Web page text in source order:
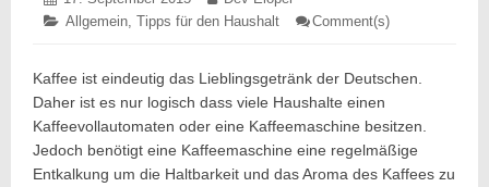
on:
April
2024
Categories:
Allgemein, Tipps für den Haushalt Comment(s)
So
wird’s
Kaffee ist eindeutig das Lieblingsgetränk der Deutschen.
Daher ist es nur logisch dass viele Haushalte einen
Kaffeevollautomaten oder eine Kaffeemaschine besitzen.
Jedoch benötigt eine Kaffeemaschine eine regelmäßige
Entkalkung um die Haltbarkeit und das Aroma des Kaffees zu